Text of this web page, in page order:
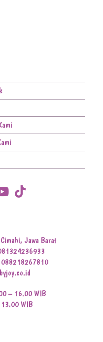
Jawa Barat
088218267810
– 16.00 WIB
WIB